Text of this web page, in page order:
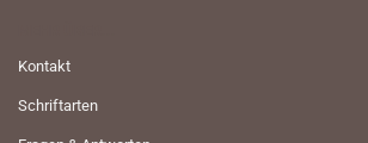
Kontakt
Schriftarten